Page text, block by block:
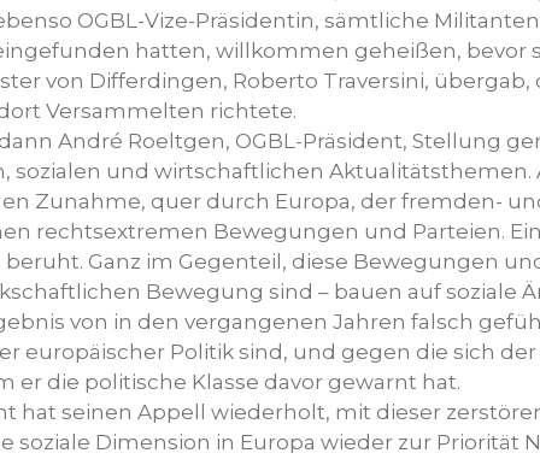
OGBL-Vize-Präsidentin, sämtliche
hatten, willkommen geheißen, bevor
von Differdingen, Roberto Traversini, übergab,
Versammelten richtete.
André Roeltgen, OGBL-Präsident, Stellung
sozialen und wirtschaftlichen
Zunahme, quer durch Europa, der fremden-
rechtsextremen Bewegungen und Parteien.
Ganz im Gegenteil, diese Bewegungen
Bewegung sind – bauen auf soziale
von in den vergangenen Jahren falsch
europäischer Politik sind, und gegen die sich der
er die politische Klasse davor gewarnt hat.
hat seinen Appell wiederholt, mit dieser
soziale Dimension in Europa wieder zur Priorität